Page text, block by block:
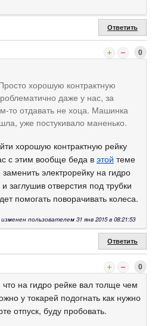
Ответить
0
хорошую контрактную
даже у нас, за
то отдавать не хоца. Машинка
уже постукивало маненько.
хорошую контрактную рейку
с этим вообще беда в этой теме
электрорейку на гидро
заглушив отверстия под трубки
помогать поворачивать колеса.
пользователем 31 янв 2015 в 08:21:53
Ответить
0
что на гидро рейке вал толще чем
у токарей подогнать как нужно
отпуск, буду пробовать.